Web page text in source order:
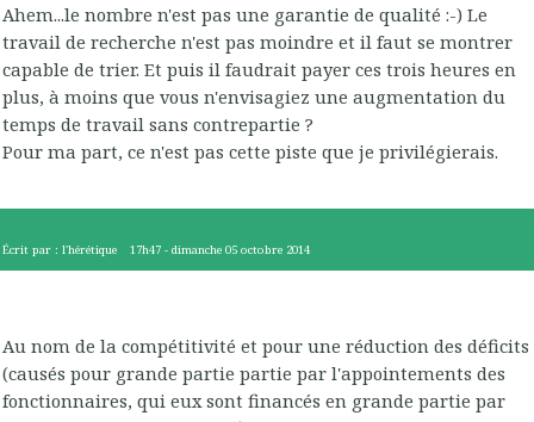
Ahem...le nombre n'est pas une garantie de qualité :-) Le
travail de recherche n'est pas moindre et il faut se montrer
capable de trier. Et puis il faudrait payer ces trois heures en
plus, à moins que vous n'envisagiez une augmentation du
temps de travail sans contrepartie ?
Pour ma part, ce n'est pas cette piste que je privilégierais.
Écrit par : l'hérétique 17h47 -dimanche 05 octobre 2014
Au nom de la compétitivité et pour une réduction des déficits
(causés pour grande partie partie par l'appointements des
fonctionnaires, qui eux sont financés en grande partie par